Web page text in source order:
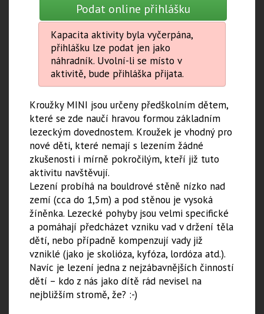
Podat online přihlášku
Kapacita aktivity byla vyčerpána,
přihlášku lze podat jen jako
náhradník. Uvolní-li se místo v
aktivitě, bude přihláška přijata.
Kroužky MINI jsou určeny předškolním dětem,
které se zde naučí hravou formou základním
lezeckým dovednostem. Kroužek je vhodný pro
nové děti, které nemají s lezením žádné
zkušenosti i mírně pokročilým, kteří již tuto
aktivitu navštěvují.
Lezení probíhá na bouldrové stěně nízko nad
zemí (cca do 1,5m) a pod stěnou je vysoká
žíněnka. Lezecké pohyby jsou velmi specifické
a pomáhají předcházet vzniku vad v držení těla
dětí, nebo případně kompenzují vady již
vzniklé (jako je skolióza, kyfóza, lordóza atd.).
Navíc je lezení jedna z nejzábavnějších činností
dětí – kdo z nás jako dítě rád nevisel na
nejbližším stromě, že? :-)